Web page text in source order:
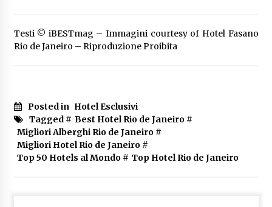
Testi © iBESTmag – Immagini courtesy of Hotel Fasano
Rio de Janeiro – Riproduzione Proibita
Posted in Hotel Esclusivi
Tagged # Best Hotel Rio de Janeiro#
Migliori Alberghi Rio de Janeiro#
Migliori Hotel Rio de Janeiro#
Top 50 Hotels al Mondo# Top Hotel Rio de Janeiro